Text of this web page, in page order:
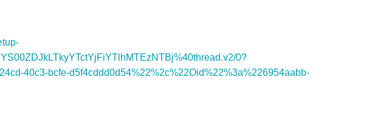
0?
40c3-bcfe-d5f4cddd0d54%22%2c%22Oid%22%3a%226954aabb-